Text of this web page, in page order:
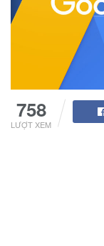
758
LƯỢT XEM